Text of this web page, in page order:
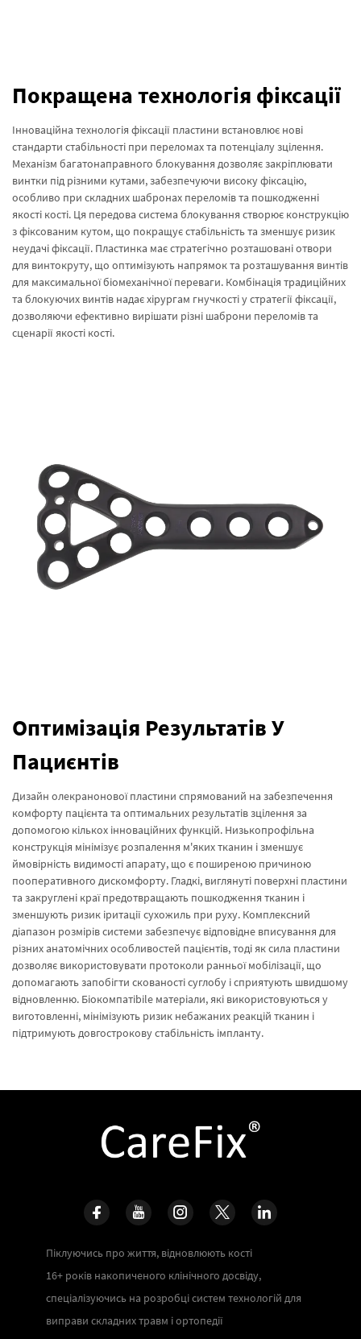
Покращена технологія фіксації
Інноваційна технологія фіксації пластини встановлює нові
стандарти стабільності при переломах та потенціалу зцілення.
Механізм багатонаправного блокування дозволяє закріплювати
винтки під різними кутами, забезпечуючи високу фіксацію,
особливо при складних шабронах переломів та пошкодженні
якості кості. Ця передова система блокування створює конструкцію
з фіксованим кутом, що покращує стабільність та зменшує ризик
неудачі фіксації. Пластинка має стратегічно розташовані отвори
для винтокруту, що оптимізують напрямок та розташування винтів
для максимальної біомеханічної переваги. Комбінація традиційних
та блокуючих винтів надає хірургам гнучкості у стратегії фіксації,
дозволяючи ефективно вирішати різні шаброни переломів та
сценарії якості кості.
Оптимізація Результатів У
Пациєнтів
Дизайн олекранонової пластини спрямований на забезпечення
комфорту пацієнта та оптимальних результатів зцілення за
допомогою кількох інноваційних функцій. Низькопрофільна
конструкція мінімізує розпалення м'яких тканин і зменшує
ймовірність видимості апарату, що є поширеною причиною
пооперативного дискомфорту. Гладкі, виглянуті поверхні пластини
та закруглені краї предотвращають пошкодження тканин і
зменшують ризик іритації сухожиль при руху. Комплексний
діапазон розмірів системи забезпечує відповідне вписування для
різних анатомічних особливостей пацієнтів, тоді як сила пластини
дозволяє використовувати протоколи ранньої мобілізації, що
допомагають запобігти скованості суглобу і сприятують швидшому
відновленню. Біокомпатibile матеріали, які використовуються у
виготовленні, мінімізують ризик небажаних реакцій тканин і
підтримують довгострокову стабільність імпланту.
Піклуючись про життя, відновлюють кості
16+ років накопиченого клінічного досвіду,
спеціалізуючись на розробці систем технологій для
виправи складних травм і ортопедії